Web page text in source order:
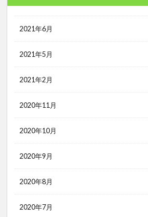
2021年6月
2021年5月
2021年2月
2020年11月
2020年10月
2020年9月
2020年8月
2020年7月